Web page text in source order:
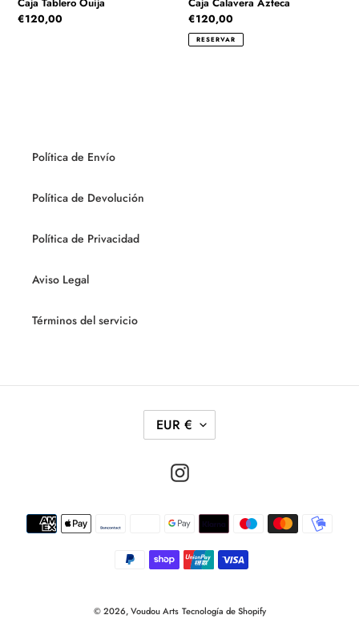
Precio
€120,00
Precio
habitual
€120,00
RESERVAR
Política de Envío
Política de Devolución
Política de Privacidad
Aviso Legal
Términos del servicio
M
O
EUR €
Instagram
Métodos
de
pago
© 2026,Voudou Arts Tecnología de Shopify